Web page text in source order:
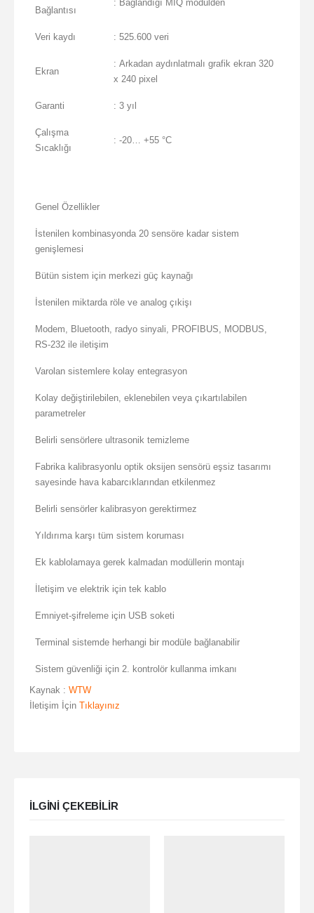
Bağlantısı
: Bağlandığı MIQ modülden
Veri kaydı : 525.600 veri
Ekran
: Arkadan aydınlatmalı grafik ekran 320
x 240 pixel
Garanti : 3 yıl
Çalışma
Sıcaklığı
: -20… +55 °C
Genel Özellikler
İstenilen kombinasyonda 20 sensöre kadar sistem
genişlemesi
Bütün sistem için merkezi güç kaynağı
İstenilen miktarda röle ve analog çıkişı
Modem, Bluetooth, radyo sinyali, PROFIBUS, MODBUS,
RS-232 ile iletişim
Varolan sistemlere kolay entegrasyon
Kolay değiştirilebilen, eklenebilen veya çıkartılabilen
parametreler
Belirli sensörlere ultrasonik temizleme
Fabrika kalibrasyonlu optik oksijen sensörü eşsiz tasarımı
sayesinde hava kabarcıklarından etkilenmez
Belirli sensörler kalibrasyon gerektirmez
Yıldırıma karşı tüm sistem koruması
Ek kablolamaya gerek kalmadan modüllerin montajı
İletişim ve elektrik için tek kablo
Emniyet-şifreleme için USB soketi
Terminal sistemde herhangi bir modüle bağlanabilir
Sistem güvenliği için 2. kontrolör kullanma imkanı
Kaynak : WTW
İletişim İçin Tıklayınız
ILGINI ÇEKEBILIR